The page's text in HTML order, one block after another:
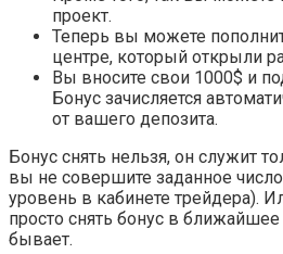
проект.
Теперь вы можете
центре, который открыли
Вы вносите свои 1000$ и
Бонус зачисляется
от вашего депозита.
Бонус снять нельзя, он служит
вы не совершите заданное
уровень в кабинете трейдера).
просто снять бонус в
бывает.